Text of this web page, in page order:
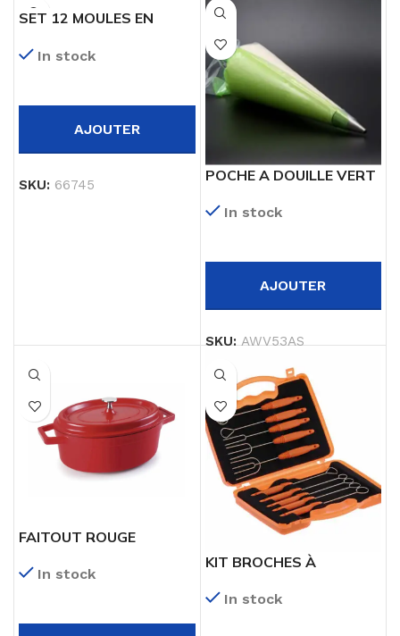
SET 12 MOULES EN
In stock
AJOUTER
SKU: 66745
POCHE A DOUILLE VERT
(100PCS)
In stock
AJOUTER
SKU:AWV53AS
FAITOUT ROUGE
CMSIn stock
KIT BROCHES À
In stock